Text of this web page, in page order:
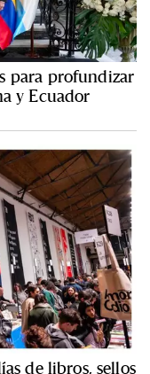
para profundizar
y Ecuador
de libros, sellos